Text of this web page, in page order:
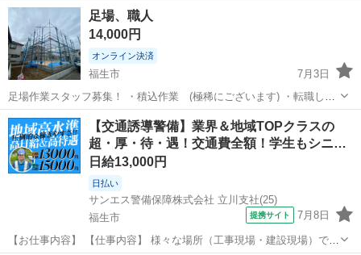
東京 福生市 福生駅
足場、職人
14,000円
オンライン決済
福生市
7月3日
足場作業スタッフ募集！ ・積込作業 (極稀にございます) ・転職して
収入を上げたい！ ・自分の力で仕事がしたい ・今の職場に不満があり
転職先を探していた方 ・寮もあります！ 日給14000〜18000 メイン
は...
東京 福生市 その他 足場
【交通誘導警備】業界＆地域TOPクラスの
超・厚・待・遇！交通費全額！学生もシニ…
日給13,000円
日払い
サンエス警備保障株式会社 立川支社(25)
福生市
提携サイト 7月8日
【お仕事内容】 【仕事内容】 様々な場所（工事現場・建設現場）での